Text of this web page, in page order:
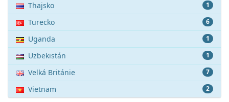
1
Thajsko
6
Turecko
1
Uganda
1
Uzbekistán
7
Velká Británie
2
Vietnam